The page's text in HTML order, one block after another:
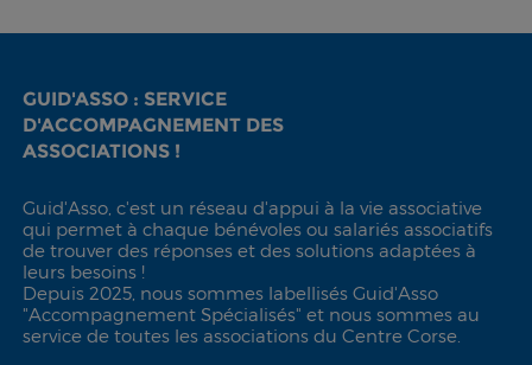
GUID'ASSO : SERVICE
D'ACCOMPAGNEMENT DES
ASSOCIATIONS !
Guid'Asso, c'est un réseau d'appui à la vie associative
qui permet à chaque bénévoles ou salariés associatifs
de trouver des réponses et des solutions adaptées à
leurs besoins !
Depuis 2025, nous sommes labellisés Guid'Asso
"Accompagnement Spécialisés" et nous sommes au
service de toutes les associations du Centre Corse.